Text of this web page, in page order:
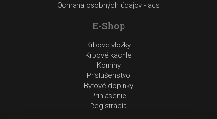
Ochrana osobných údajov - ads
E-Shop
Krbové vložky
Krbové kachle
Komíny
Príslušenstvo
Bytové doplnky
Prihlásenie
Registrácia